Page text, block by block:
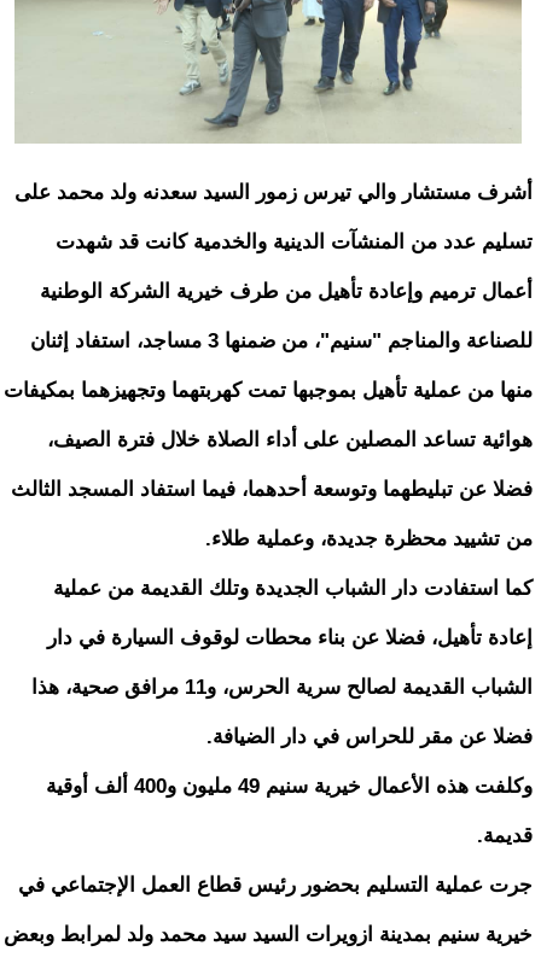
أشرف مستشار والي تيرس زمور السيد سعدنه ولد محمد على
تسليم عدد من المنشآت الدينية والخدمية كانت قد شهدت
أعمال ترميم وإعادة تأهيل من طرف خيرية الشركة الوطنية
للصناعة والمناجم "سنيم"، من ضمنها 3 مساجد، استفاد إثنان
منها من عملية تأهيل بموجبها تمت كهربتهما وتجهيزهما بمكيفات
هوائية تساعد المصلين على أداء الصلاة خلال فترة الصيف،
فضلا عن تبليطهما وتوسعة أحدهما، فيما استفاد المسجد الثالث
من تشييد محظرة جديدة، وعملية طلاء.
كما استفادت دار الشباب الجديدة وتلك القديمة من عملية
إعادة تأهيل، فضلا عن بناء محطات لوقوف السيارة في دار
الشباب القديمة لصالح سرية الحرس، و11 مرافق صحية، هذا
فضلا عن مقر للحراس في دار الضيافة.
وكلفت هذه الأعمال خيرية سنيم 49 مليون و400 ألف أوقية
قديمة.
جرت عملية التسليم بحضور رئيس قطاع العمل الإجتماعي في
خيرية سنيم بمدينة ازويرات السيد سيد محمد ولد لمرابط وبعض